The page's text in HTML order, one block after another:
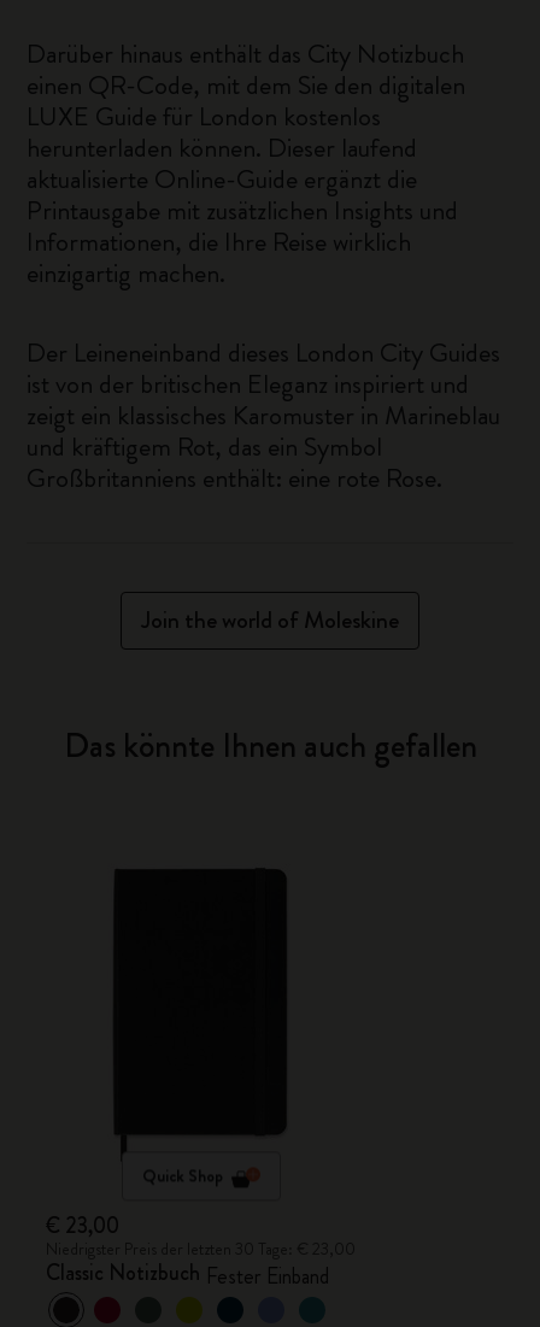
Darüber hinaus enthält das City Notizbuch
einen QR-Code, mit dem Sie den digitalen
LUXE Guide für London kostenlos
herunterladen können. Dieser laufend
aktualisierte Online-Guide ergänzt die
Printausgabe mit zusätzlichen Insights und
Informationen, die Ihre Reise wirklich
einzigartig machen.
Der Leineneinband dieses London City Guides
ist von der britischen Eleganz inspiriert und
zeigt ein klassisches Karomuster in Marineblau
und kräftigem Rot, das ein Symbol
Großbritanniens enthält: eine rote Rose.
Join the world of Moleskine
Das könnte Ihnen auch gefallen
Quick Shop
€ 23,00
Classic Notizbuch Fester Einband